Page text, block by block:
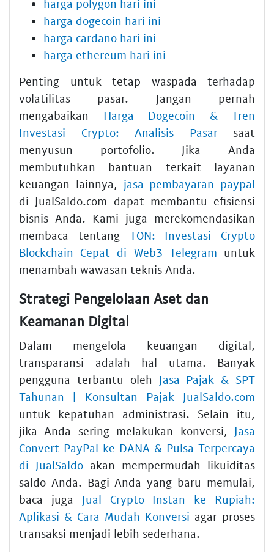
harga polygon hari ini
harga dogecoin hari ini
harga cardano hari ini
harga ethereum hari ini
Penting untuk tetap waspada terhadap
volatilitas pasar. Jangan pernah
mengabaikan Harga Dogecoin & Tren
Investasi Crypto: Analisis Pasarsaat
menyusun portofolio. Jika Anda
membutuhkan bantuan terkait layanan
keuangan lainnya, jasa pembayaran paypal
di JualSaldo.com dapat membantu efisiensi
bisnis Anda. Kami juga merekomendasikan
membaca tentang TON: Investasi Crypto
Blockchain Cepat di Web3 Telegram untuk
menambah wawasan teknis Anda.
Strategi Pengelolaan Aset dan
Keamanan Digital
Dalam mengelola keuangan digital,
transparansi adalah hal utama. Banyak
pengguna terbantu oleh Jasa Pajak & SPT
Tahunan | Konsultan Pajak JualSaldo.com
untuk kepatuhan administrasi. Selain itu,
jika Anda sering melakukan konversi, Jasa
Convert PayPal ke DANA & Pulsa Terpercaya
di JualSaldo akan mempermudah likuiditas
saldo Anda. Bagi Anda yang baru memulai,
baca juga Jual Crypto Instan ke Rupiah:
Aplikasi & Cara Mudah Konversi agar proses
transaksi menjadi lebih sederhana.